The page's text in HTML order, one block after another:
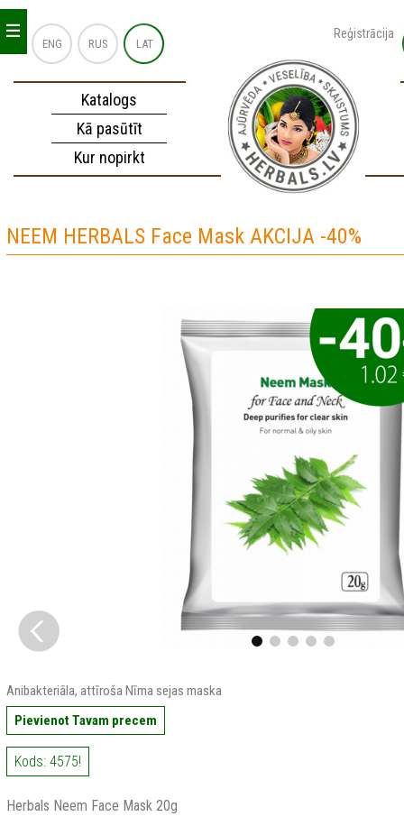
ENG RUS LAT
Reģistrācija
Katalogs
Kā pasūtīt
Kur nopirkt
_
_
_
NEEM HERBALS Face Mask AKCIJA -40%
Anibakteriāla, attīroša Nīma sejas maska
Pievienot Tavam precem
Kods: 4575!
Herbals Neem Face Mask 20g